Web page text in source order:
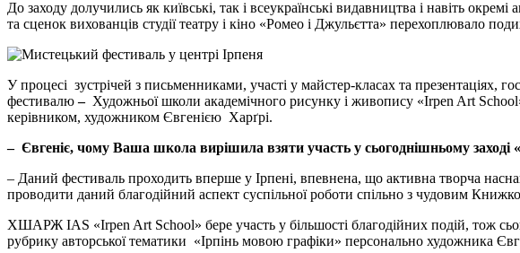
До заходу долучились як київські, так і всеукраїнські видавництва і навіть
та сценок вихованців студії театру і кіно «Ромео і Джульєтта» перехоплювало
У процесі зустрічей з письменниками, участі у майстер-класах та презентаціях,
фестивалю–Художньої школи академічного рисунку і живопису «Irpen Art
керівником, художником Євгенією Харґрі.
– Євгеніє, чому Ваша школа вирішила взяти участь у сьогоднішньому заході
– Даний фестиваль проходить вперше у Ірпені, впевнена, що активна творча
проводити даний благодійний аспект суспільної роботи спільно з чудовим
ХШАРЖ IAS «Irpen Art School» бере участь у більшості благодійних подій, тож
рубрику авторської тематики «Ірпінь мовою графіки» персонально художника